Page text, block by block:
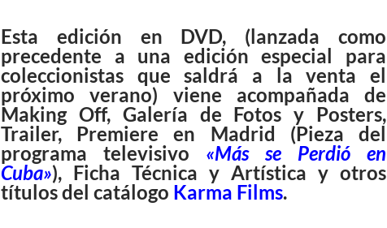
Esta edición en DVD, (lanzada como
precedente a una edición especial para
coleccionistas que saldrá a la venta el
próximo verano) viene acompañada de
Making Off, Galería de Fotos y Posters,
Trailer, Premiere en Madrid (Pieza del
programa televisivo «Más se Perdió en
Cuba»), Ficha Técnica y Artística y otros
títulos del catálogo Karma Films.